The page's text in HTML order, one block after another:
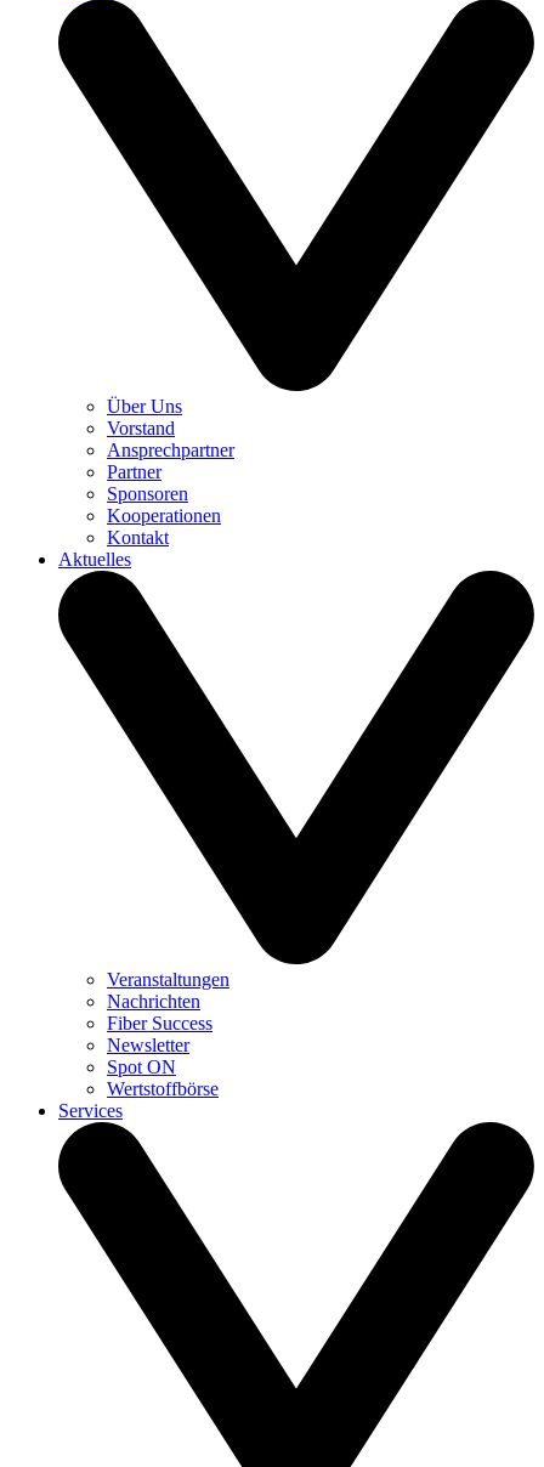
Über Uns
Vorstand
Ansprechpartner
Partner
Sponsoren
Kooperationen
Kontakt
Aktuelles
Veranstaltungen
Nachrichten
Fiber Success
Newsletter
Spot ON
Wertstoffbörse
Services